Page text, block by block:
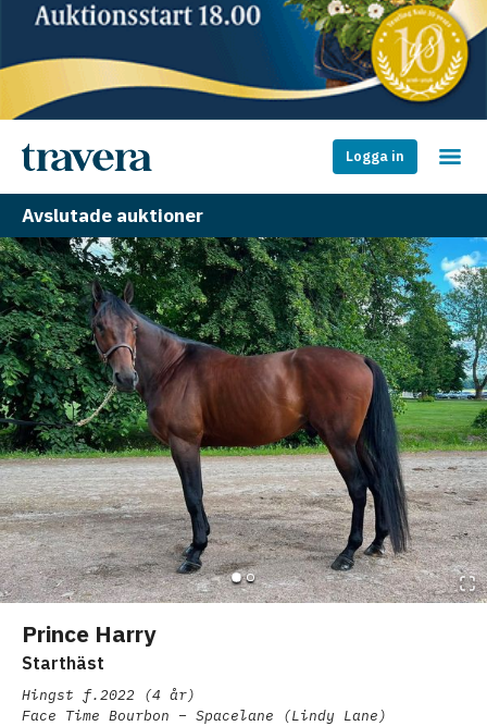
Logga in
Avslutade auktioner
Prince Harry
Starthäst
Hingst f.2022 (4 år)
Face Time Bourbon – Spacelane (Lindy Lane)